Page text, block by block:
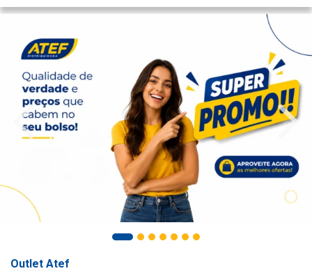
Outlet Atef